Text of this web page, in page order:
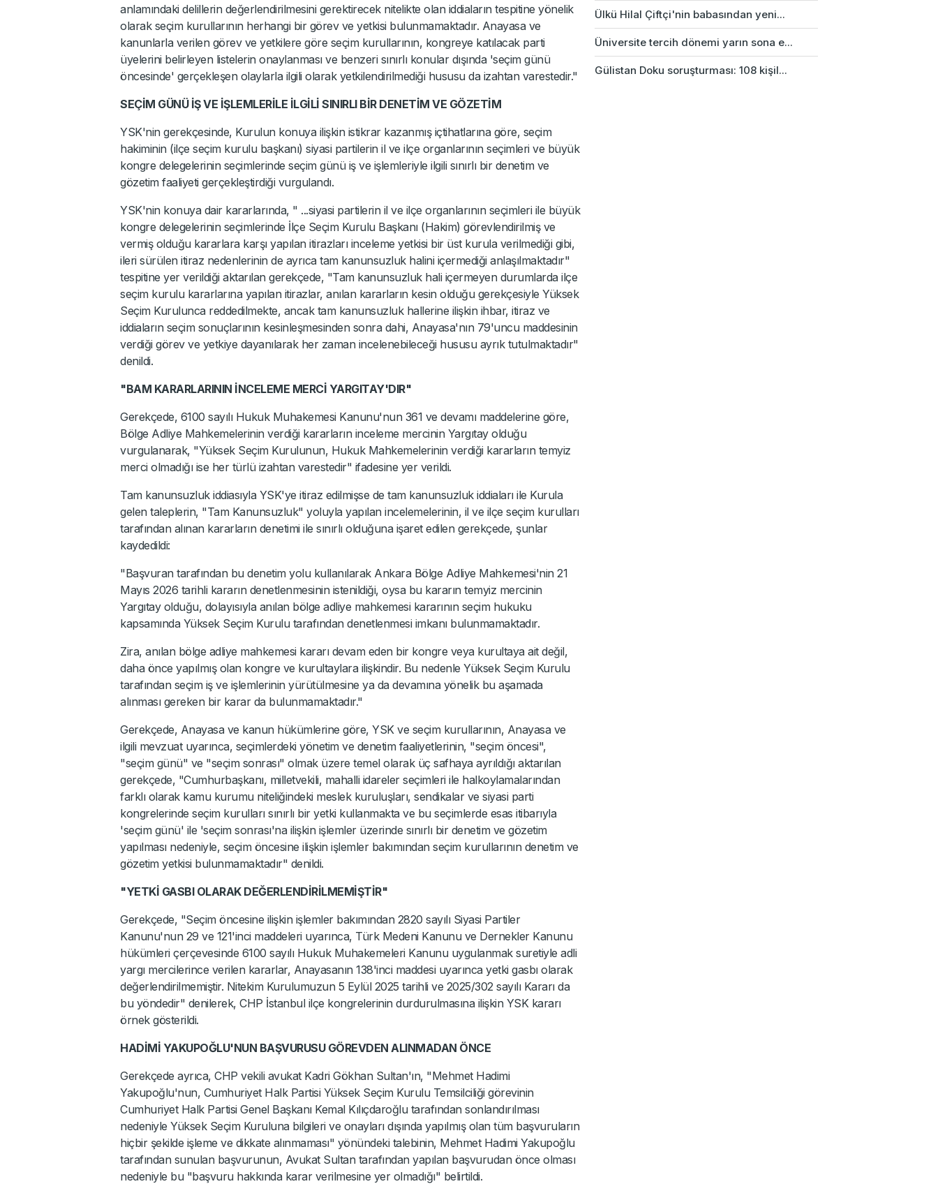
anlamındaki delillerin değerlendirilmesini gerektirecek nitelikte olan iddiaların tespitine yönelik
olarak seçim kurullarının herhangi bir görev ve yetkisi bulunmamaktadır. Anayasa ve
kanunlarla verilen görev ve yetkilere göre seçim kurullarının, kongreye katılacak parti
üyelerini belirleyen listelerin onaylanması ve benzeri sınırlı konular dışında 'seçim günü
öncesinde' gerçekleşen olaylarla ilgili olarak yetkilendirilmediği hususu da izahtan varestedir."
SEÇİM GÜNÜ İŞ VE İŞLEMLERİLE İLGİLİ SINIRLI BİR DENETİM VE GÖZETİM
YSK'nin gerekçesinde, Kurulun konuya ilişkin istikrar kazanmış içtihatlarına göre, seçim
hakiminin (ilçe seçim kurulu başkanı) siyasi partilerin il ve ilçe organlarının seçimleri ve büyük
kongre delegelerinin seçimlerinde seçim günü iş ve işlemleriyle ilgili sınırlı bir denetim ve
gözetim faaliyeti gerçekleştirdiği vurgulandı.
YSK'nin konuya dair kararlarında, " ...siyasi partilerin il ve ilçe organlarının seçimleri ile büyük
kongre delegelerinin seçimlerinde İlçe Seçim Kurulu Başkanı (Hakim) görevlendirilmiş ve
vermiş olduğu kararlara karşı yapılan itirazları inceleme yetkisi bir üst kurula verilmediği gibi,
ileri sürülen itiraz nedenlerinin de ayrıca tam kanunsuzluk halini içermediği anlaşılmaktadır"
tespitine yer verildiği aktarılan gerekçede, "Tam kanunsuzluk hali içermeyen durumlarda ilçe
seçim kurulu kararlarına yapılan itirazlar, anılan kararların kesin olduğu gerekçesiyle Yüksek
Seçim Kurulunca reddedilmekte, ancak tam kanunsuzluk hallerine ilişkin ihbar, itiraz ve
iddiaların seçim sonuçlarının kesinleşmesinden sonra dahi, Anayasa'nın 79'uncu maddesinin
verdiği görev ve yetkiye dayanılarak her zaman incelenebileceği hususu ayrık tutulmaktadır"
denildi.
"BAM KARARLARININ İNCELEME MERCİ YARGITAY'DIR"
Gerekçede, 6100 sayılı Hukuk Muhakemesi Kanunu'nun 361 ve devamı maddelerine göre,
Bölge Adliye Mahkemelerinin verdiği kararların inceleme mercinin Yargıtay olduğu
vurgulanarak, "Yüksek Seçim Kurulunun, Hukuk Mahkemelerinin verdiği kararların temyiz
merci olmadığı ise her türlü izahtan varestedir" ifadesine yer verildi.
Tam kanunsuzluk iddiasıyla YSK'ye itiraz edilmişse de tam kanunsuzluk iddiaları ile Kurula
gelen taleplerin, "Tam Kanunsuzluk" yoluyla yapılan incelemelerinin, il ve ilçe seçim kurulları
tarafından alınan kararların denetimi ile sınırlı olduğuna işaret edilen gerekçede, şunlar
kaydedildi:
"Başvuran tarafından bu denetim yolu kullanılarak Ankara Bölge Adliye Mahkemesi'nin 21
Mayıs 2026 tarihli kararın denetlenmesinin istenildiği, oysa bu kararın temyiz mercinin
Yargıtay olduğu, dolayısıyla anılan bölge adliye mahkemesi kararının seçim hukuku
kapsamında Yüksek Seçim Kurulu tarafından denetlenmesi imkanı bulunmamaktadır.
Zira, anılan bölge adliye mahkemesi kararı devam eden bir kongre veya kurultaya ait değil,
daha önce yapılmış olan kongre ve kurultaylara ilişkindir. Bu nedenle Yüksek Seçim Kurulu
tarafından seçim iş ve işlemlerinin yürütülmesine ya da devamına yönelik bu aşamada
alınması gereken bir karar da bulunmamaktadır."
Gerekçede, Anayasa ve kanun hükümlerine göre, YSK ve seçim kurullarının, Anayasa ve
ilgili mevzuat uyarınca, seçimlerdeki yönetim ve denetim faaliyetlerinin, "seçim öncesi",
"seçim günü" ve "seçim sonrası" olmak üzere temel olarak üç safhaya ayrıldığı aktarılan
gerekçede, "Cumhurbaşkanı, milletvekili, mahalli idareler seçimleri ile halkoylamalarından
farklı olarak kamu kurumu niteliğindeki meslek kuruluşları, sendikalar ve siyasi parti
kongrelerinde seçim kurulları sınırlı bir yetki kullanmakta ve bu seçimlerde esas itibarıyla
'seçim günü' ile 'seçim sonrası'na ilişkin işlemler üzerinde sınırlı bir denetim ve gözetim
yapılması nedeniyle, seçim öncesine ilişkin işlemler bakımından seçim kurullarının denetim ve
gözetim yetkisi bulunmamaktadır" denildi.
"YETKİ GASBI OLARAK DEĞERLENDİRİLMEMİŞTİR"
Gerekçede, "Seçim öncesine ilişkin işlemler bakımından 2820 sayılı Siyasi Partiler
Kanunu'nun 29 ve 121'inci maddeleri uyarınca, Türk Medeni Kanunu ve Dernekler Kanunu
hükümleri çerçevesinde 6100 sayılı Hukuk Muhakemeleri Kanunu uygulanmak suretiyle adli
yargı mercilerince verilen kararlar, Anayasanın 138'inci maddesi uyarınca yetki gasbı olarak
değerlendirilmemiştir. Nitekim Kurulumuzun 5 Eylül 2025 tarihli ve 2025/302 sayılı Kararı da
bu yöndedir" denilerek, CHP İstanbul ilçe kongrelerinin durdurulmasına ilişkin YSK kararı
örnek gösterildi.
HADİMİ YAKUPOĞLU'NUN BAŞVURUSU GÖREVDEN ALINMADAN ÖNCE
Gerekçede ayrıca, CHP vekili avukat Kadri Gökhan Sultan'ın, "Mehmet Hadimi
Yakupoğlu'nun, Cumhuriyet Halk Partisi Yüksek Seçim Kurulu Temsilciliği görevinin
Cumhuriyet Halk Partisi Genel Başkanı Kemal Kılıçdaroğlu tarafından sonlandırılması
nedeniyle Yüksek Seçim Kuruluna bilgileri ve onayları dışında yapılmış olan tüm başvuruların
hiçbir şekilde işleme ve dikkate alınmaması" yönündeki talebinin, Mehmet Hadimi Yakupoğlu
tarafından sunulan başvurunun, Avukat Sultan tarafından yapılan başvurudan önce olması
nedeniyle bu "başvuru hakkında karar verilmesine yer olmadığı" belirtildi.
Ülkü Hilal Çiftçi'nin babasından yeni...
Üniversite tercih dönemi yarın sona e...
Gülistan Doku soruşturması: 108 kişil...